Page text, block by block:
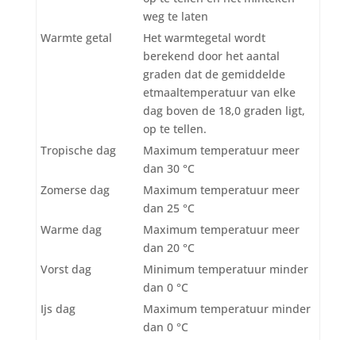
weg te laten
Warmte getal
Het warmtegetal wordt
berekend door het aantal
graden dat de gemiddelde
etmaaltemperatuur van elke
dag boven de 18,0 graden ligt,
op te tellen.
Tropische dag
Maximum temperatuur meer
dan 30 °C
Zomerse dag
Maximum temperatuur meer
dan 25 °C
Warme dag
Maximum temperatuur meer
dan 20 °C
Vorst dag
Minimum temperatuur minder
dan 0 °C
Ijs dag
Maximum temperatuur minder
dan 0 °C